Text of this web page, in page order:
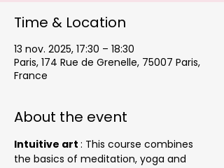
Time & Location
13 nov. 2025, 17:30 – 18:30
Paris, 174 Rue de Grenelle, 75007 Paris,
France
About the event
Intuitive art : This course combines
the basics of meditation, yoga and